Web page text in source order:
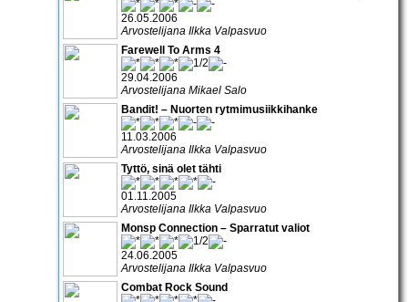
26.05.2006
Arvostelijana Ilkka Valpasvuo
Farewell To Arms 4
29.04.2006
Arvostelijana Mikael Salo
Bandit! – Nuorten rytmimusiikkihanke
11.03.2006
Arvostelijana Ilkka Valpasvuo
Tyttö, sinä olet tähti
01.11.2005
Arvostelijana Ilkka Valpasvuo
Monsp Connection – Sparratut valiot
24.06.2005
Arvostelijana Ilkka Valpasvuo
Combat Rock Sound